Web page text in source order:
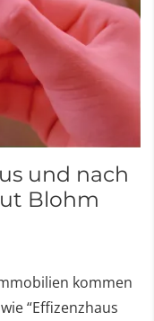
und nach
Blohm
kommen
“Effizenzhaus